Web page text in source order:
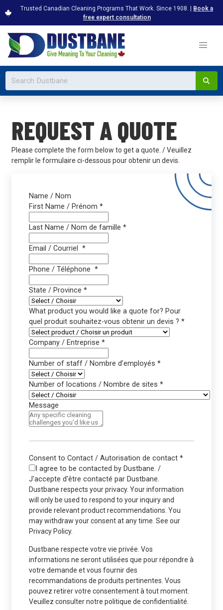
Trusted Canadian Cleaning Programs That Work. Since 1908. | Book a
free expert consultation
REQUEST A QUOTE
Please complete the form below to get a quote. / Veuillez
remplir le formulaire ci-dessous pour obtenir un devis.
Name / Nom
First Name / Prénom *
Last Name / Nom de famille *
Email / Courriel *
Phone / Téléphone *
State / Province *
What product you would like a quote for? Pour
quel produit souhaitez-vous obtenir un devis ? *
Company / Entreprise *
Number of staff / Nombre d’employés *
Number of locations / Nombre de sites *
Message
Consent to Contact / Autorisation de contact *
I agree to be contacted by Dustbane. /
J'accepte d'être contacté par Dustbane.
Dustbane respects your privacy. Your information
will only be used to respond to your inquiry and
provide relevant product recommendations. You
may withdraw your consent at any time. See our
Privacy Policy.
Dustbane respecte votre vie privée. Vos
informations ne seront utilisées que pour répondre à
votre demande et vous fournir des
recommandations de produits pertinentes. Vous
pouvez retirer votre consentement à tout moment.
Veuillez consulter notre politique de confidentialité.